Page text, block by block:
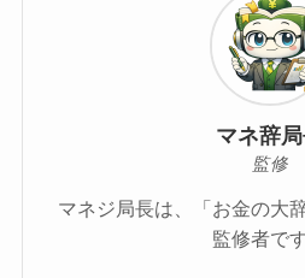
マネ辞
監修
マネジ局長は、「お金の大
監修者です